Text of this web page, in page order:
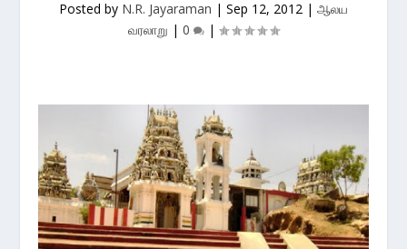
Posted by N.R. Jayaraman | Sep 12, 2012 | ஆலய
வரலாறு | 0 |